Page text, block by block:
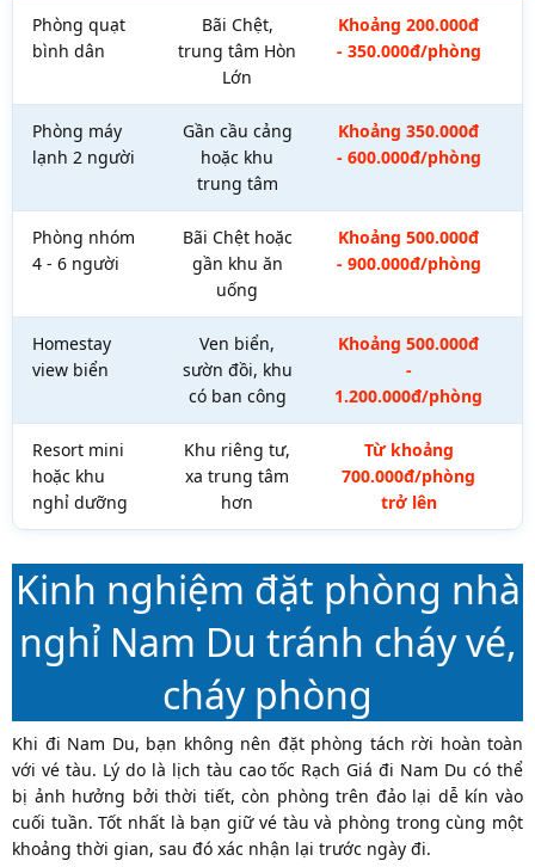
Phòng quạt
bình dân
Bãi Chệt,
trung tâm Hòn
Lớn
Khoảng 200.000đ
- 350.000đ/phòng
Phòng máy
lạnh 2 người
Gần cầu cảng
hoặc khu
trung tâm
Khoảng 350.000đ
- 600.000đ/phòng
Phòng nhóm
4 - 6 người
Bãi Chệt hoặc
gần khu ăn
uống
Khoảng 500.000đ
- 900.000đ/phòng
Homestay
view biển
Ven biển,
sườn đồi, khu
có ban công
Khoảng 500.000đ
-
1.200.000đ/phòng
Resort mini
hoặc khu
nghỉ dưỡng
Khu riêng tư,
xa trung tâm
hơn
Từ khoảng
700.000đ/phòng
trở lên
Kinh nghiệm đặt phòng nhà
nghỉ Nam Du tránh cháy vé,
cháy phòng
Khi đi Nam Du, bạn không nên đặt phòng tách rời hoàn toàn
với vé tàu. Lý do là lịch tàu cao tốc Rạch Giá đi Nam Du có thể
bị ảnh hưởng bởi thời tiết, còn phòng trên đảo lại dễ kín vào
cuối tuần. Tốt nhất là bạn giữ vé tàu và phòng trong cùng một
khoảng thời gian, sau đó xác nhận lại trước ngày đi.